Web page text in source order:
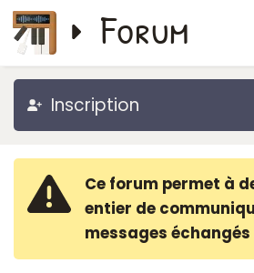
Forum
Inscription
Ce forum permet à
entier de
messages